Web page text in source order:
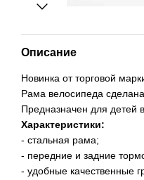
Описание
Новинка от торговой
Рама велосипеда
Предназначен для детей
Характеристики:
- стальная рама;
- передние и задние
- удобные качественные